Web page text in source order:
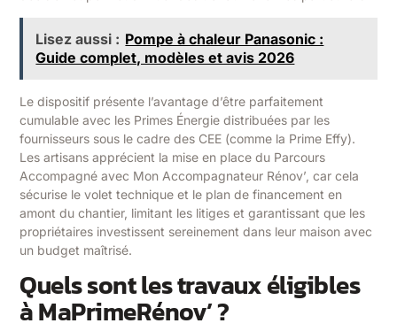
Lisez aussi : Pompe à chaleur Panasonic :
Guide complet, modèles et avis 2026
Le dispositif présente l’avantage d’être parfaitement
cumulable avec les Primes Énergie distribuées par les
fournisseurs sous le cadre des CEE (comme la Prime Effy).
Les artisans apprécient la mise en place du Parcours
Accompagné avec Mon Accompagnateur Rénov’, car cela
sécurise le volet technique et le plan de financement en
amont du chantier, limitant les litiges et garantissant que les
propriétaires investissent sereinement dans leur maison avec
un budget maîtrisé.
Quels sont les travaux éligibles
à MaPrimeRénov’ ?